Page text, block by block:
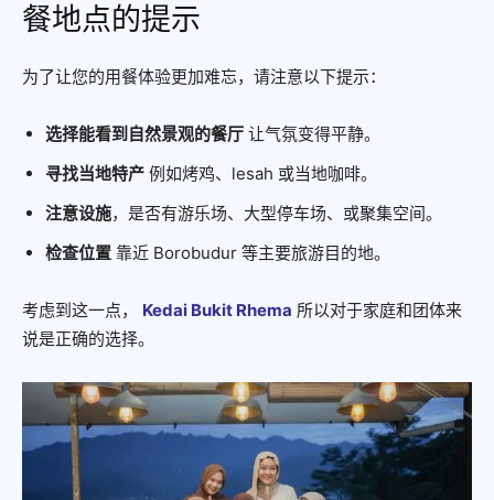
餐地点的提示
为了让您的用餐体验更加难忘，请注意以下提示：
选择能看到自然景观的餐厅 让气氛变得平静。
寻找当地特产 例如烤鸡、lesah 或当地咖啡。
注意设施，是否有游乐场、大型停车场、或聚集空间。
检查位置 靠近 Borobudur 等主要旅游目的地。
考虑到这一点， Kedai Bukit Rhema 所以对于家庭和团体来
说是正确的选择。